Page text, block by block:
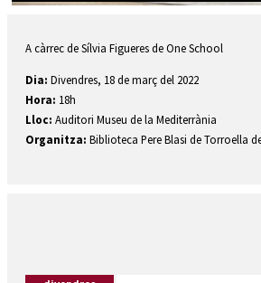
A càrrec de Sílvia Figueres de One School
Dia: Divendres, 18 de març del 2022
Hora: 18h
Lloc: Auditori Museu de la Mediterrània
Organitza: Biblioteca Pere Blasi de Torroella